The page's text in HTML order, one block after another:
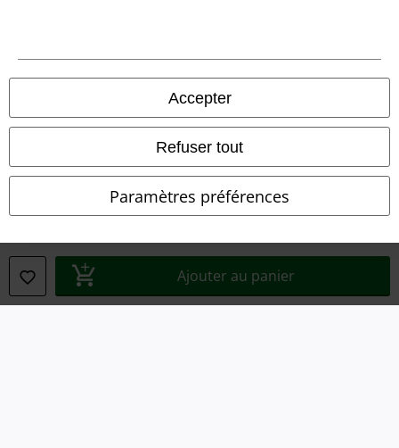
Accepter
Refuser tout
Paramètres préférences
Ajouter au panier
Élimination des déchets et protection de l'environnement
Informations sur l'accessibilité
Paramètres des Cookies